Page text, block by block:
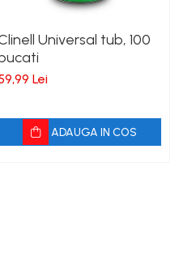
Universal tub, 100
Lei
ADAUGA IN COS